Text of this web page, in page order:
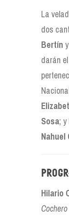
La
dos
Bertín y
darán
Sosa;
Nahuel
Hilario
Cochero